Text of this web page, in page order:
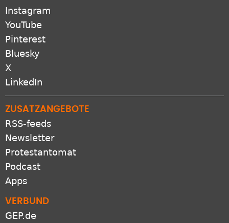
Facebook
Instagram
YouTube
Pinterest
Bluesky
X
ZUSATZANGEBOTE
RSS-feeds
Newsletter
Protestantomat
Podcast
VERBUND